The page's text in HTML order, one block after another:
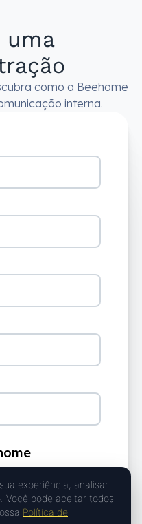
uma
como a Beehome
interna.
experiência, analisar
Você pode aceitar todos
Política de